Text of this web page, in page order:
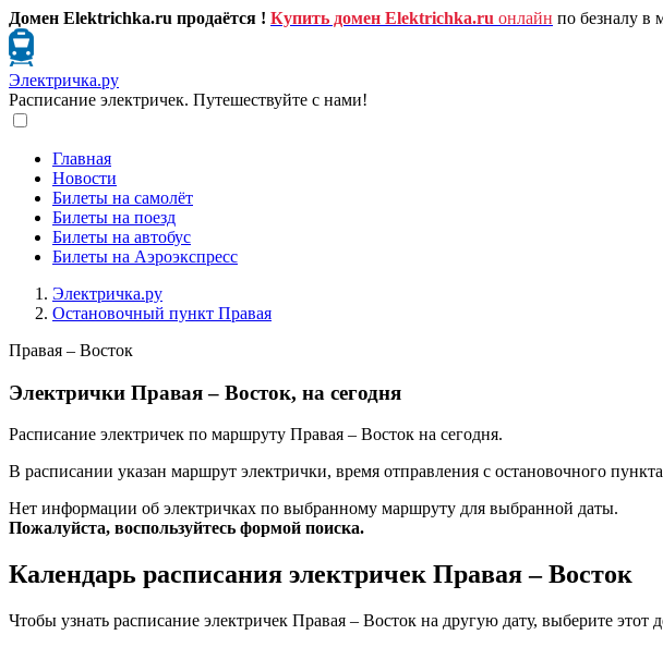
Домен Elektrichka.ru продаётся ! Купить домен Elektrichka.ru онлайн по безналу в
Электричка.ру
Расписание электричек. Путешествуйте с нами!
Главная
Новости
Билеты на самолёт
Билеты на поезд
Билеты на автобус
Билеты на Аэроэкспресс
Электричка.ру
Остановочный пункт Правая
Правая – Восток
Электрички Правая – Восток, на сегодня
Расписание электричек по маршруту Правая – Восток на сегодня.
В расписании указан маршрут электрички, время отправления с остановочного пункта
Нет информации об электричках по выбранному маршруту для выбранной даты.
Пожалуйста, воспользуйтесь формой поиска.
Календарь расписания электричек Правая – Восток
Чтобы узнать расписание электричек Правая – Восток на другую дату, выберите этот